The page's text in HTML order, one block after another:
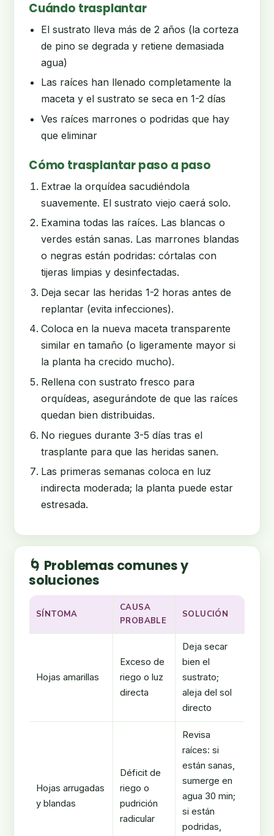
Cuándo trasplantar
El sustrato lleva más de 2 años (la corteza
de pino se degrada y retiene demasiada
agua)
Las raíces han llenado completamente la
maceta y el sustrato se seca en 1-2 días
Ves raíces marrones o podridas que hay
que eliminar
Cómo trasplantar paso a paso
Extrae la orquídea sacudiéndola
suavemente. El sustrato viejo caerá solo.
Examina todas las raíces. Las blancas o
verdes están sanas. Las marrones blandas
o negras están podridas: córtalas con
tijeras limpias y desinfectadas.
Deja secar las heridas 1-2 horas antes de
replantar (evita infecciones).
Coloca en la nueva maceta transparente
similar en tamaño (o ligeramente mayor si
la planta ha crecido mucho).
Rellena con sustrato fresco para
orquídeas, asegurándote de que las raíces
quedan bien distribuidas.
No riegues durante 3-5 días tras el
trasplante para que las heridas sanen.
Las primeras semanas coloca en luz
indirecta moderada; la planta puede estar
estresada.
🌀 Problemas comunes y
soluciones
SÍNTOMA
CAUSA
PROBABLE
SOLUCIÓN
Hojas amarillas
Exceso de
riego o luz
directa
Deja secar
bien el
sustrato;
aleja del sol
directo
Hojas arrugadas
y blandas
Déficit de
riego o
pudrición
radicular
Revisa
raíces: si
están sanas,
sumerge en
agua 30 min;
si están
podridas,